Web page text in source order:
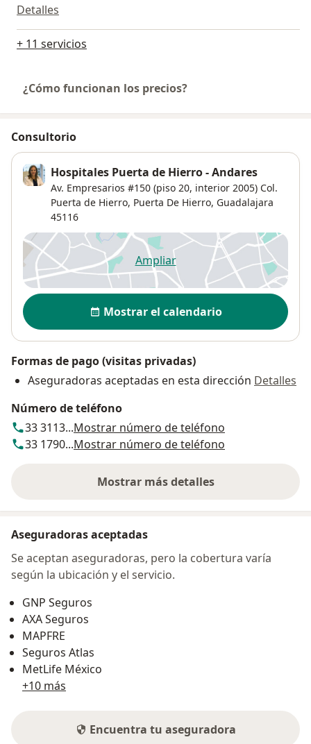
Detalles
+ 11 servicios
¿Cómo funcionan los precios?
Consultorio
Hospitales Puerta de Hierro - Andares
Av. Empresarios #150 (piso 20, interior 2005) Col.
Puerta de Hierro, Puerta De Hierro, Guadalajara
45116
Ampliarse abre en una nueva
Disponibilidad
Mostrar el calendario
Formas de pago (visitas privadas)
Aseguradoras aceptadas en esta dirección Detalles
Número de teléfono
33 3113...Mostrar número de teléfono
33 1790...Mostrar número de teléfono
Mostrar más detalles
sobre la dirección
Aseguradoras aceptadas
Se aceptan aseguradoras, pero la cobertura varía
según la ubicación y el servicio.
GNP Seguros
AXA Seguros
MAPFRE
Seguros Atlas
MetLife México
+10 más
Encuentra tu aseguradora